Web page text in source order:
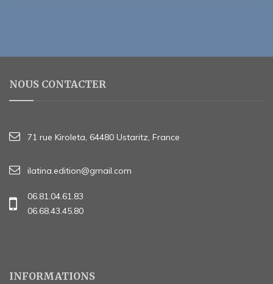
NOUS CONTACTER
71 rue Kiroleta, 64480 Ustaritz, France
ilatina.edition@gmail.com
06.81.04.61.83
06.68.43.45.80
INFORMATIONS